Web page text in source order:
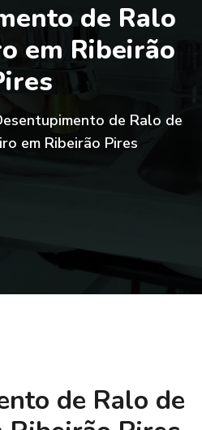
de Ralo
em Ribeirão
de Ralo de
em Ribeirão Pires
de Ralo de